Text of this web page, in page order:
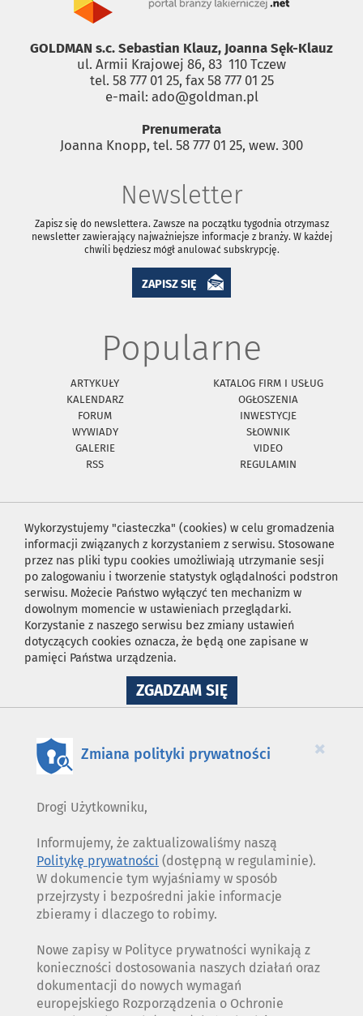
GOLDMAN s.c. Sebastian Klauz, Joanna Sęk-Klauz
ul. Armii Krajowej 86, 83 ­ 110 Tczew
tel. 58 777 01 25, fax 58 777 01 25
e-mail: ado@goldman.pl
Prenumerata
Joanna Knopp, tel. 58 777 01 25, wew. 300
Newsletter
Zapisz się do newslettera. Zawsze na początku tygodnia otrzymasz
newsletter zawierający najważniejsze informacje z branży. W każdej
chwili będziesz mógł anulować subskrypcję.
ZAPISZ SIĘ
Popularne
ARTYKUŁY
KATALOG FIRM I USŁUG
KALENDARZ
OGŁOSZENIA
FORUM
INWESTYCJE
WYWIADY
SŁOWNIK
GALERIE
VIDEO
RSS
REGULAMIN
Wykorzystujemy "ciasteczka" (cookies) w celu gromadzenia
informacji związanych z korzystaniem z serwisu. Stosowane
przez nas pliki typu cookies umożliwiają utrzymanie sesji
po zalogowaniu i tworzenie statystyk oglądalności podstron
serwisu. Możecie Państwo wyłączyć ten mechanizm w
dowolnym momencie w ustawieniach przeglądarki.
Korzystanie z naszego serwisu bez zmiany ustawień
dotyczących cookies oznacza, że będą one zapisane w
pamięci Państwa urządzenia.
ZGADZAM SIĘNA
WYKORZYSTANIE
×
Zmiana polityki prywatności
Drogi Użytkowniku,
Informujemy, że zaktualizowaliśmy naszą
Politykę prywatności (dostępną w regulaminie).
W dokumencie tym wyjaśniamy w sposób
przejrzysty i bezpośredni jakie informacje
zbieramy i dlaczego to robimy.
Nowe zapisy w Polityce prywatności wynikają z
konieczności dostosowania naszych działań oraz
dokumentacji do nowych wymagań
europejskiego Rozporządzenia o Ochronie